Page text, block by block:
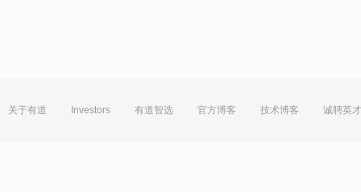
关于有道 Investors 有道智选 官方博客 技术博客 诚聘英才